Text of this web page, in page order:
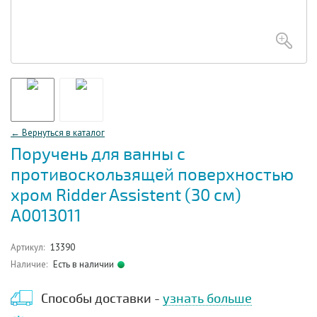
← Вернуться в каталог
Поручень для ванны с
противоскользящей поверхностью
хром Ridder Assistent (30 см)
А0013011
Артикул: 13390
Наличие: Есть в наличии
Способы доставки - узнать больше